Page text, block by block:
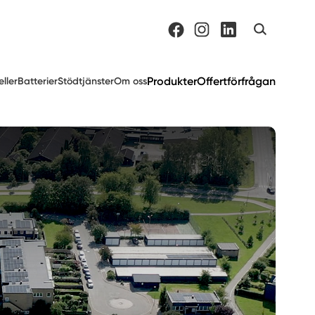
BatterierStödtjänsterOm ossProdukterOffertförfrågan